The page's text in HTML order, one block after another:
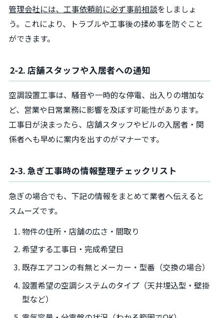
管理会社には、工事依頼前に必ず事前相談をしましょ
う。これにより、トラブルや工事後の揉め事を防ぐこと
ができます。
2-2. 店舗スタッフや入居者への通知
空調設置工事は、騒音や一時的な停電、出入りの増加な
ど、営業や日常業務に影響を及ぼす可能性があります。
工事日が決まったら、店舗スタッフやビルの入居者・関
係者へも早めに案内を出すのがマナーです。
2-3. 急ぎ工事時の情報整理チェックリスト
急ぎの場合でも、下記の情報をまとめて業者へ伝えると
スムーズです。
物件の住所・店舗の広さ・間取り
希望する工事日・完成希望日
既存エアコンの有無とメーカー・型番（交換の場合）
設置希望の空調システムのタイプ（天井埋込型・壁掛
型など）